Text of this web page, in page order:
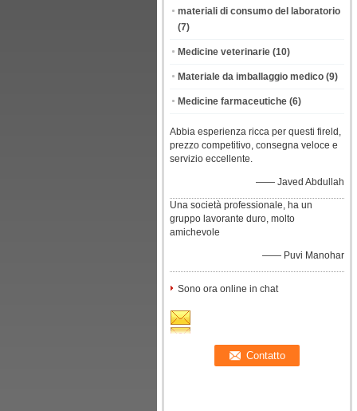
materiali di consumo del laboratorio
(7)
Medicine veterinarie (10)
Materiale da imballaggio medico (9)
Medicine farmaceutiche (6)
Abbia esperienza ricca per questi fireld,
prezzo competitivo, consegna veloce e
servizio eccellente.
—— Javed Abdullah
Una società professionale, ha un
gruppo lavorante duro, molto
amichevole
—— Puvi Manohar
Sono ora online in chat